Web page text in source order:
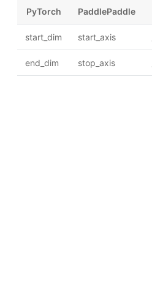
PyTorch PaddlePaddle
start_dim start_axis
end_dim stop_axis